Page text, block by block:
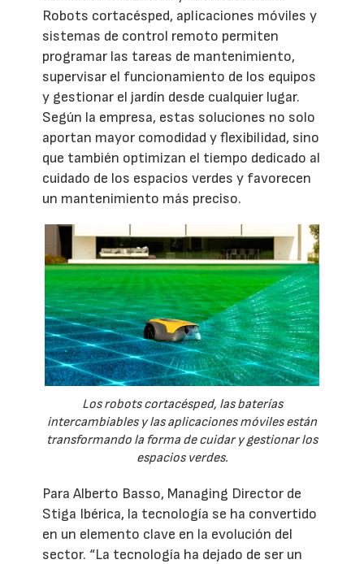
Robots cortacésped, aplicaciones móviles y
sistemas de control remoto permiten
programar las tareas de mantenimiento,
supervisar el funcionamiento de los equipos
y gestionar el jardín desde cualquier lugar.
Según la empresa, estas soluciones no solo
aportan mayor comodidad y flexibilidad, sino
que también optimizan el tiempo dedicado al
cuidado de los espacios verdes y favorecen
un mantenimiento más preciso.
Los robots cortacésped, las baterías
intercambiables y las aplicaciones móviles están
transformando la forma de cuidar y gestionar los
espacios verdes.
Para Alberto Basso, Managing Director de
Stiga Ibérica, la tecnología se ha convertido
en un elemento clave en la evolución del
sector. “La tecnología ha dejado de ser un